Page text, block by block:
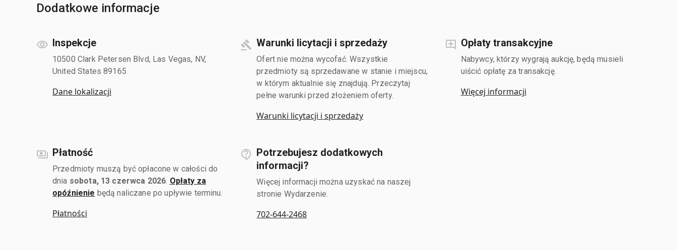
Dodatkowe informacje
Inspekcje
10500 Clark Petersen Blvd, Las Vegas, NV,
United States 89165
Dane lokalizacji
Warunki licytacji i sprzedaży
Ofert nie można wycofać. Wszystkie
przedmioty są sprzedawane w stanie i miejscu,
w którym aktualnie się znajdują. Przeczytaj
pełne warunki przed złożeniem oferty.
Warunki licytacji i sprzedaży
Opłaty transakcyjne
Nabywcy, którzy wygrają aukcję, będą musieli
uiścić opłatę za transakcję.
Więcej informacji
Płatność
Przedmioty muszą być opłacone w całości do
dnia sobota, 13 czerwca 2026 Opłaty za
opóźnienie będą naliczane po upływie terminu.
Płatności
Potrzebujesz dodatkowych
informacji?
Więcej informacji można uzyskać na naszej
stronie Wydarzenie.
702-644-2468